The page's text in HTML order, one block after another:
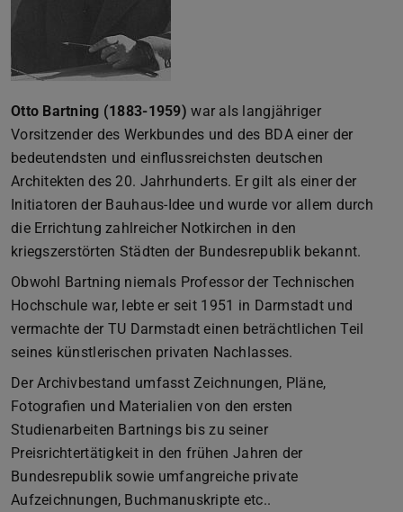
Otto Bartning (1883-1959) war als langjähriger
Vorsitzender des Werkbundes und des BDA einer der
bedeutendsten und einflussreichsten deutschen
Architekten des 20. Jahrhunderts. Er gilt als einer der
Initiatoren der Bauhaus-Idee und wurde vor allem durch
die Errichtung zahlreicher Notkirchen in den
kriegszerstörten Städten der Bundesrepublik bekannt.
Obwohl Bartning niemals Professor der Technischen
Hochschule war, lebte er seit 1951 in Darmstadt und
vermachte der TU Darmstadt einen beträchtlichen Teil
seines künstlerischen privaten Nachlasses.
Der Archivbestand umfasst Zeichnungen, Pläne,
Fotografien und Materialien von den ersten
Studienarbeiten Bartnings bis zu seiner
Preisrichtertätigkeit in den frühen Jahren der
Bundesrepublik sowie umfangreiche private
Aufzeichnungen, Buchmanuskripte etc..